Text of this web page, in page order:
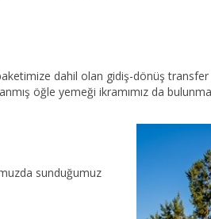
dahil olan gidiş-dönüş
öğle yemeği ikramımız da
sunduğumuz